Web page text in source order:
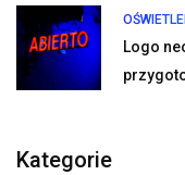
Logo
Kategorie